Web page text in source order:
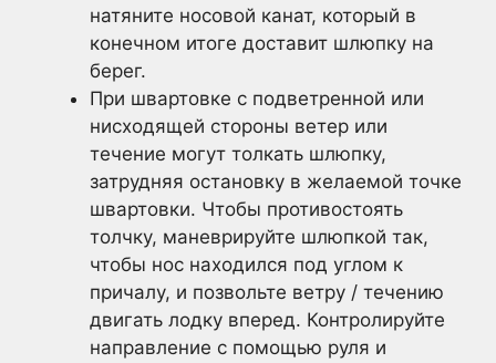
натяните носовой канат, который в
конечном итоге доставит шлюпку на
берег.
При швартовке с подветренной или
нисходящей стороны ветер или
течение могут толкать шлюпку,
затрудняя остановку в желаемой точке
швартовки. Чтобы противостоять
толчку, маневрируйте шлюпкой так,
чтобы нос находился под углом к
причалу, и позвольте ветру / течению
двигать лодку вперед. Контролируйте
направление с помощью руля и